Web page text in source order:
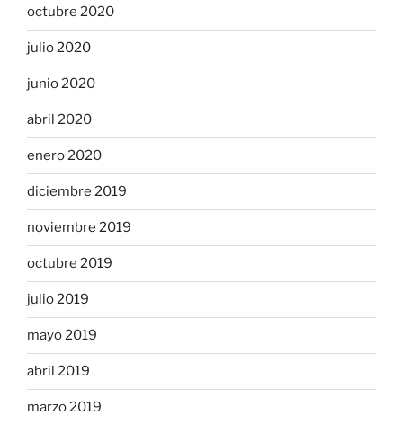
octubre 2020
julio 2020
junio 2020
abril 2020
enero 2020
diciembre 2019
noviembre 2019
octubre 2019
julio 2019
mayo 2019
abril 2019
marzo 2019